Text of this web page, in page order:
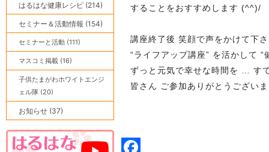
することをおすすめします (^^)/
講座終了後 笑顔で声をかけて下
“ライフアップ講座” を活かして
ずっと元気で幸せな時間を …
皆さん ご参加ありがとうござい
はるはな健康レシピ (214)
セミナー＆活動情報 (154)
セミナーと活動 (111)
マスコミ掲載 (16)
子供たまがわホワイトエンジ
ェル隊 (20)
お知らせ (37)